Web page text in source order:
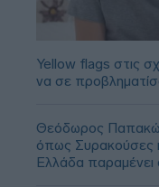
Yellow flags στις
να σε
Θεόδωρος
όπως Συρακούσες
Ελλάδα